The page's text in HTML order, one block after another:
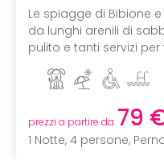
Le spiagge di Bibione
da lunghi arenili di
pulito e tanti servizi
prezzi a partire da 79
1 Notte, 4 persone,